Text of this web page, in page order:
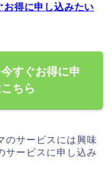
お得に申し込みたい
すぐお得に申
ちら
のサービスには興味
サービスに申し込み